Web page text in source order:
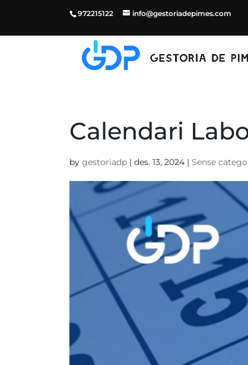
972215122 info@gestoriadepimes.com
Calendari
by gestoriadp | des. 13, 2024 | Sense